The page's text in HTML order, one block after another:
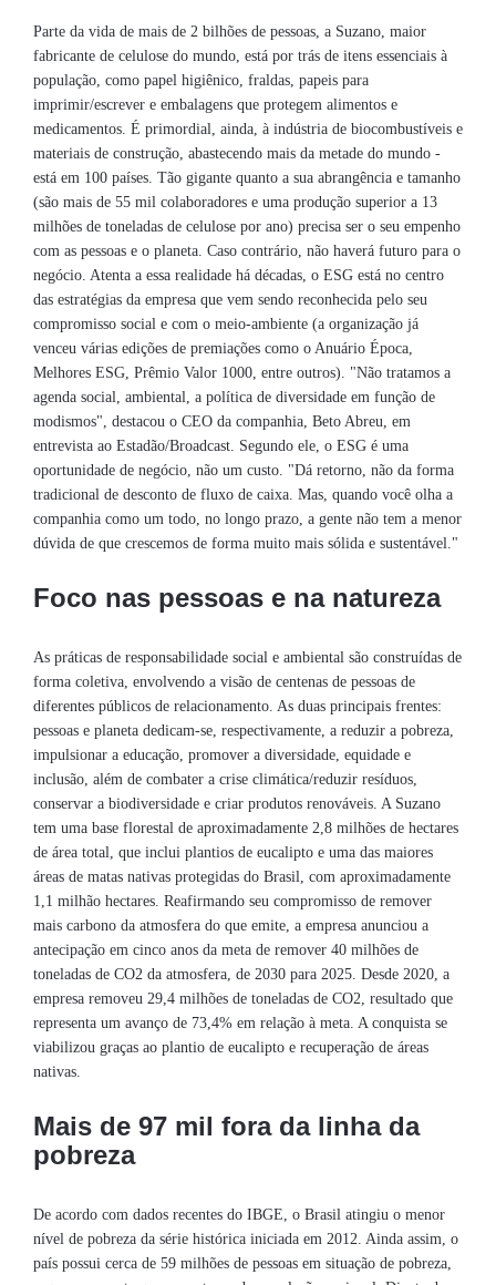
Parte da vida de mais de 2 bilhões de pessoas, a Suzano, maior
fabricante de celulose do mundo, está por trás de itens essenciais à
população, como papel higiênico, fraldas, papeis para
imprimir/escrever e embalagens que protegem alimentos e
medicamentos. É primordial, ainda, à indústria de biocombustíveis e
materiais de construção, abastecendo mais da metade do mundo -
está em 100 países. Tão gigante quanto a sua abrangência e tamanho
(são mais de 55 mil colaboradores e uma produção superior a 13
milhões de toneladas de celulose por ano) precisa ser o seu empenho
com as pessoas e o planeta. Caso contrário, não haverá futuro para o
negócio. Atenta a essa realidade há décadas, o ESG está no centro
das estratégias da empresa que vem sendo reconhecida pelo seu
compromisso social e com o meio-ambiente (a organização já
venceu várias edições de premiações como o Anuário Época,
Melhores ESG, Prêmio Valor 1000, entre outros). "Não tratamos a
agenda social, ambiental, a política de diversidade em função de
modismos", destacou o CEO da companhia, Beto Abreu, em
entrevista ao Estadão/Broadcast. Segundo ele, o ESG é uma
oportunidade de negócio, não um custo. "Dá retorno, não da forma
tradicional de desconto de fluxo de caixa. Mas, quando você olha a
companhia como um todo, no longo prazo, a gente não tem a menor
dúvida de que crescemos de forma muito mais sólida e sustentável."
Foco nas pessoas e na natureza
As práticas de responsabilidade social e ambiental são construídas de
forma coletiva, envolvendo a visão de centenas de pessoas de
diferentes públicos de relacionamento. As duas principais frentes:
pessoas e planeta dedicam-se, respectivamente, a reduzir a pobreza,
impulsionar a educação, promover a diversidade, equidade e
inclusão, além de combater a crise climática/reduzir resíduos,
conservar a biodiversidade e criar produtos renováveis. A Suzano
tem uma base florestal de aproximadamente 2,8 milhões de hectares
de área total, que inclui plantios de eucalipto e uma das maiores
áreas de matas nativas protegidas do Brasil, com aproximadamente
1,1 milhão hectares. Reafirmando seu compromisso de remover
mais carbono da atmosfera do que emite, a empresa anunciou a
antecipação em cinco anos da meta de remover 40 milhões de
toneladas de CO2 da atmosfera, de 2030 para 2025. Desde 2020, a
empresa removeu 29,4 milhões de toneladas de CO2, resultado que
representa um avanço de 73,4% em relação à meta. A conquista se
viabilizou graças ao plantio de eucalipto e recuperação de áreas
nativas.
Mais de 97 mil fora da linha da
pobreza
De acordo com dados recentes do IBGE, o Brasil atingiu o menor
nível de pobreza da série histórica iniciada em 2012. Ainda assim, o
país possui cerca de 59 milhões de pessoas em situação de pobreza,